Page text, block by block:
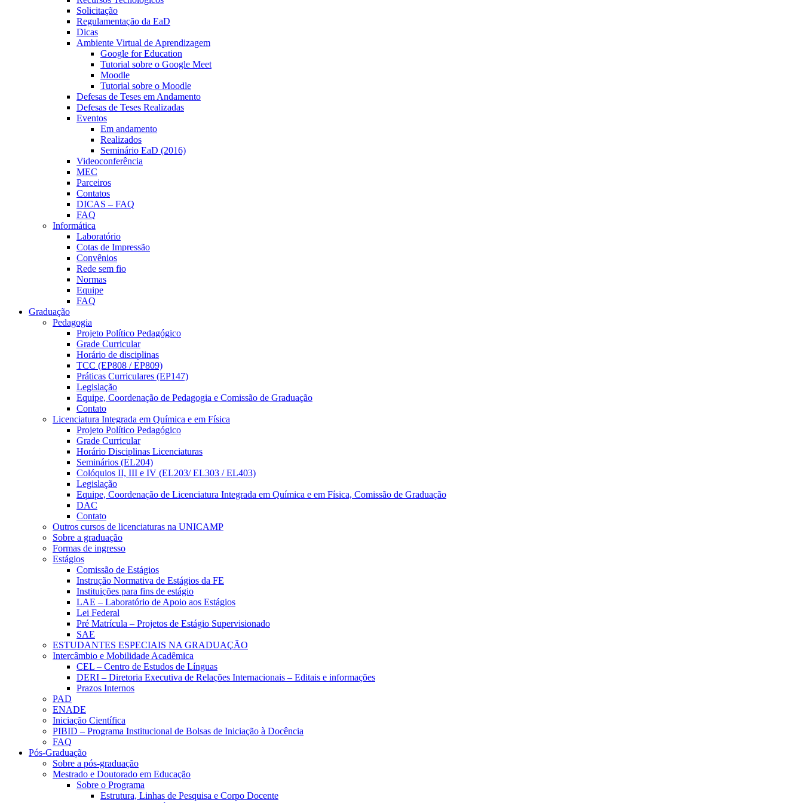
Solicitação
Regulamentação da EaD
Dicas
Ambiente Virtual de Aprendizagem
Google for Education
Tutorial sobre o Google Meet
Moodle
Tutorial sobre o Moodle
Defesas de Teses em Andamento
Defesas de Teses Realizadas
Eventos
Em andamento
Realizados
Seminário EaD (2016)
Videoconferência
MEC
Parceiros
Contatos
DICAS – FAQ
FAQ
Informática
Laboratório
Cotas de Impressão
Convênios
Rede sem fio
Normas
Equipe
FAQ
Graduação
Pedagogia
Projeto Político Pedagógico
Grade Curricular
Horário de disciplinas
TCC (EP808 / EP809)
Práticas Curriculares (EP147)
Legislação
Equipe, Coordenação de Pedagogia e Comissão de Graduação
Contato
Licenciatura Integrada em Química e em Física
Projeto Político Pedagógico
Grade Curricular
Horário Disciplinas Licenciaturas
Seminários (EL204)
Colóquios II, III e IV (EL203/ EL303 / EL403)
Legislação
Equipe, Coordenação de Licenciatura Integrada em Química e em Física, Comissão de Graduação
DAC
Contato
Outros cursos de licenciaturas na UNICAMP
Sobre a graduação
Formas de ingresso
Estágios
Comissão de Estágios
Instrução Normativa de Estágios da FE
Instituições para fins de estágio
LAE – Laboratório de Apoio aos Estágios
Lei Federal
Pré Matrícula – Projetos de Estágio Supervisionado
SAE
ESTUDANTES ESPECIAIS NA GRADUAÇÃO
Intercâmbio e Mobilidade Acadêmica
CEL – Centro de Estudos de Línguas
DERI – Diretoria Executiva de Relações Internacionais – Editais e informações
Prazos Internos
PAD
ENADE
Iniciação Científica
PIBID – Programa Institucional de Bolsas de Iniciação à Docência
FAQ
Pós-Graduação
Sobre a pós-graduação
Mestrado e Doutorado em Educação
Sobre o Programa
Estrutura, Linhas de Pesquisa e Corpo Docente